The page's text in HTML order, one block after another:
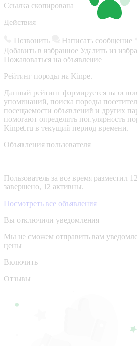
Ссылка скопирована
Действия
Позвонить Написать сообщение
Добавить в избранное Удалить из
Пожаловаться на объявление
Рейтинг породы на Kinpet
Данный рейтинг формируется на
упоминаний, поиска породы
посещаемости объявлений и других
помогают определить популярность
Kinpet.ru в текущий период времени.
Объявления пользователя
Пользователь за все время разместил
завершено, 12 активны.
Посмотреть все объявления
Вы отключили уведомления
Мы не сможем отправить вам
цены
Включить
Отзывы